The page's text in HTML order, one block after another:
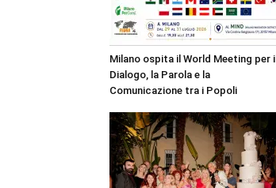
Milano ospita il World Meeting per il
Dialogo, la Parola e la
Comunicazione tra i Popoli